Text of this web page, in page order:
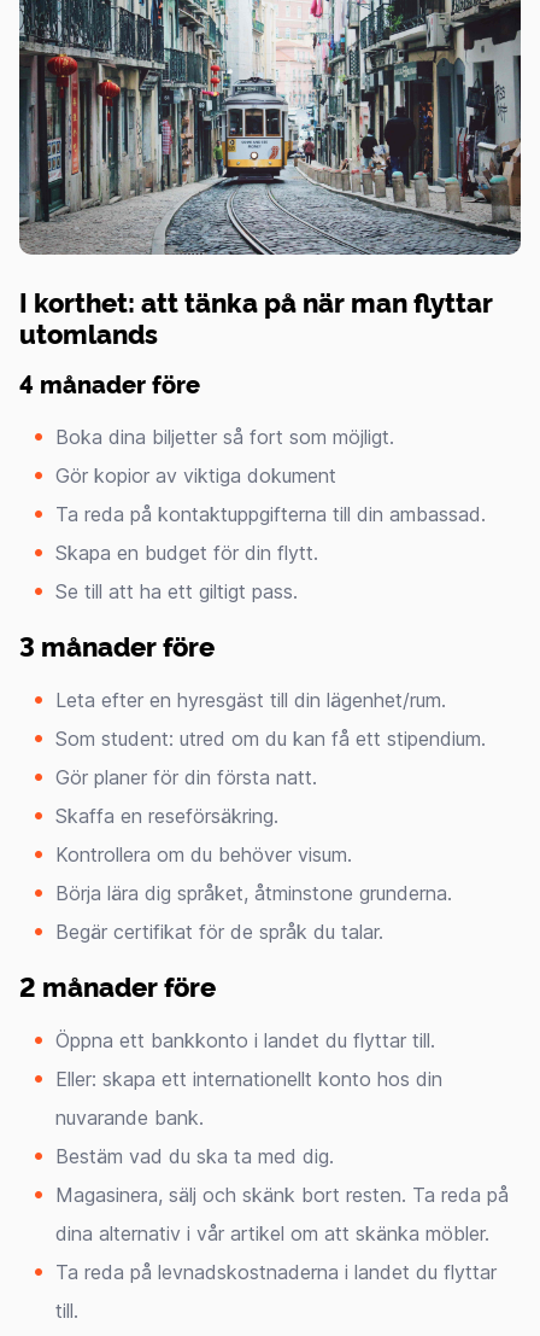
I korthet: att tänka på när man flyttar
utomlands
4 månader före
Boka dina biljetter så fort som möjligt.
Gör kopior av viktiga dokument
Ta reda på kontaktuppgifterna till din ambassad.
Skapa en budget för din flytt.
Se till att ha ett giltigt pass.
3 månader före
Leta efter en hyresgäst till din lägenhet/rum.
Som student: utred om du kan få ett stipendium.
Gör planer för din första natt.
Skaffa en reseförsäkring.
Kontrollera om du behöver visum.
Börja lära dig språket, åtminstone grunderna.
Begär certifikat för de språk du talar.
2 månader före
Öppna ett bankkonto i landet du flyttar till.
Eller: skapa ett internationellt konto hos din
nuvarande bank.
Bestäm vad du ska ta med dig.
Magasinera, sälj och skänk bort resten. Ta reda på
dina alternativ i vår artikel om att skänka möbler.
Ta reda på levnadskostnaderna i landet du flyttar
till.